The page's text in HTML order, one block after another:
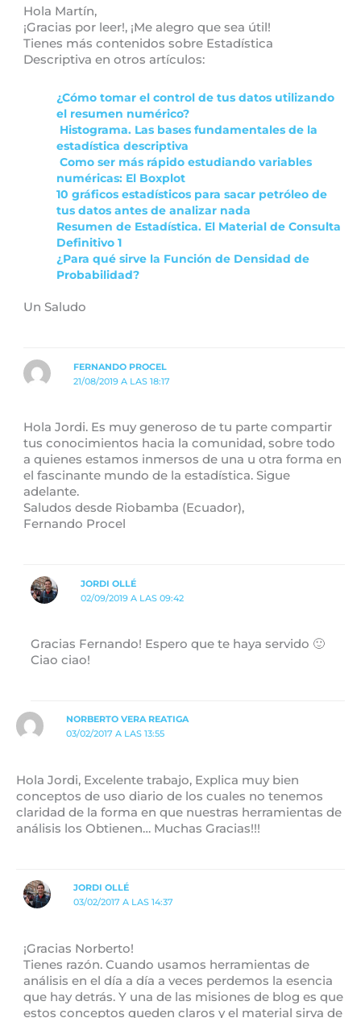
Hola Martín,
¡Gracias por leer!, ¡Me alegro que sea útil!
Tienes más contenidos sobre Estadística
Descriptiva en otros artículos:
¿Cómo tomar el control de tus datos utilizando
el resumen numérico?
Histograma. Las bases fundamentales de la
estadística descriptiva
Como ser más rápido estudiando variables
numéricas: El Boxplot
10 gráficos estadísticos para sacar petróleo de
tus datos antes de analizar nada
Resumen de Estadística. El Material de Consulta
Definitivo 1
¿Para qué sirve la Función de Densidad de
Probabilidad?
Un Saludo
FERNANDO PROCEL
21/08/2019 A LAS 18:17
Hola Jordi. Es muy generoso de tu parte compartir
tus conocimientos hacia la comunidad, sobre todo
a quienes estamos inmersos de una u otra forma en
el fascinante mundo de la estadística. Sigue
adelante.
Saludos desde Riobamba (Ecuador),
Fernando Procel
JORDI OLLÉ
02/09/2019 A LAS 09:42
Gracias Fernando! Espero que te haya servido 🙂
Ciao ciao!
NORBERTO VERA REATIGA
03/02/2017 A LAS 13:55
Hola Jordi, Excelente trabajo, Explica muy bien
conceptos de uso diario de los cuales no tenemos
claridad de la forma en que nuestras herramientas de
análisis los Obtienen… Muchas Gracias!!!
JORDI OLLÉ
03/02/2017 A LAS 14:37
¡Gracias Norberto!
Tienes razón. Cuando usamos herramientas de
análisis en el día a día a veces perdemos la esencia
que hay detrás. Y una de las misiones de blog es que
estos conceptos queden claros y el material sirva de